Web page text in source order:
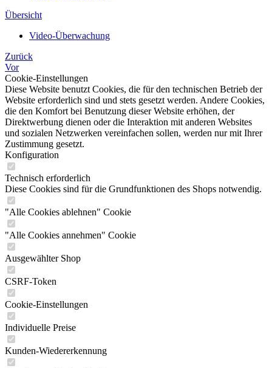
Übersicht
Video-Überwachung
Zurück
Vor
Cookie-Einstellungen
Diese Website benutzt Cookies, die für den technischen Betrieb der
Website erforderlich sind und stets gesetzt werden. Andere Cookies,
die den Komfort bei Benutzung dieser Website erhöhen, der
Direktwerbung dienen oder die Interaktion mit anderen Websites
und sozialen Netzwerken vereinfachen sollen, werden nur mit Ihrer
Zustimmung gesetzt.
Konfiguration
Technisch erforderlich
Diese Cookies sind für die Grundfunktionen des Shops notwendig.
"Alle Cookies ablehnen" Cookie
"Alle Cookies annehmen" Cookie
Ausgewählter Shop
CSRF-Token
Cookie-Einstellungen
Individuelle Preise
Kunden-Wiedererkennung